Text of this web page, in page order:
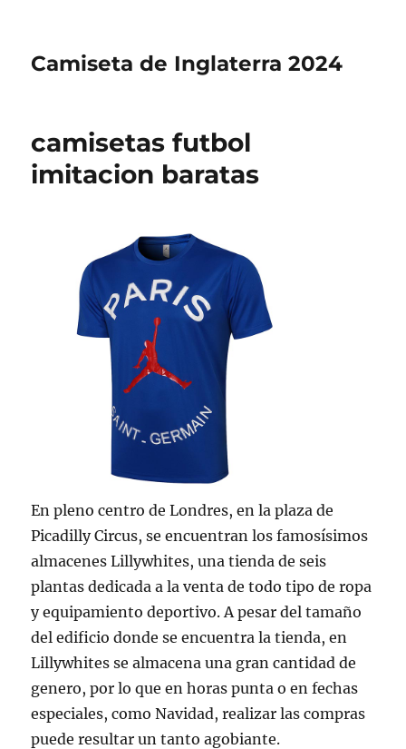
Camiseta de Inglaterra 2024
camisetas futbol
imitacion baratas
En pleno centro de Londres, en la plaza de
Picadilly Circus, se encuentran los famosísimos
almacenes Lillywhites, una tienda de seis
plantas dedicada a la venta de todo tipo de ropa
y equipamiento deportivo. A pesar del tamaño
del edificio donde se encuentra la tienda, en
Lillywhites se almacena una gran cantidad de
genero, por lo que en horas punta o en fechas
especiales, como Navidad, realizar las compras
puede resultar un tanto agobiante.